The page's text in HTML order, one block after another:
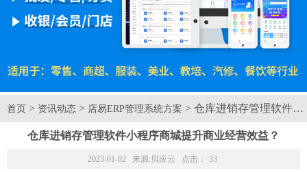
首页 > 资讯动态 > 店易ERP管理系统方案 > 仓库进销存管理软件
仓库进销存管理软件小程序商城提升商业经营效益？
2023-01-02 来源: 贝应云 点击： 33